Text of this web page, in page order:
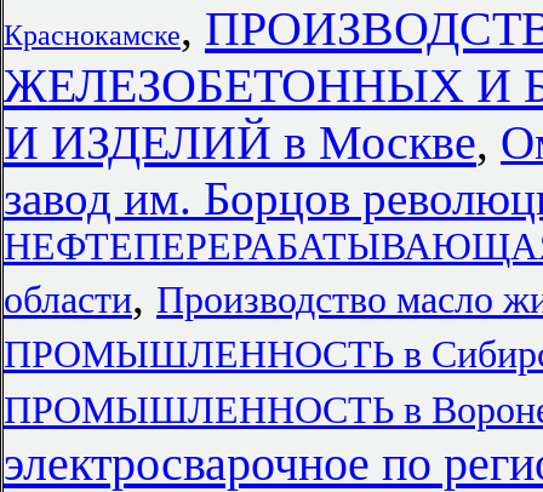
Краснокамске,
ЖЕЛЕЗОБЕТОННЫХ И
И ИЗДЕЛИЙ в Москве,
завод им. Борцов
области, Производство масло
ПРОМЫШЛЕННОСТЬ в
ПРОМЫШЛЕННОСТЬ в
электросварочное по